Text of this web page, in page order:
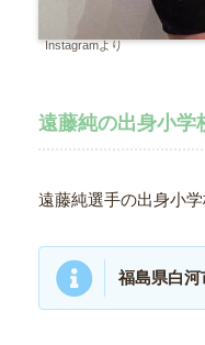
Instagramより
遠藤純の出身小学
遠藤純選手の出身小
福島県白